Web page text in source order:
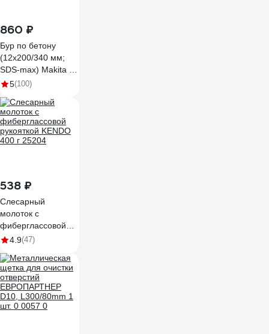
860 ₽
Бур по бетону
(12х200/340 мм;
SDS-max) Makita D-
33875
5(100)
538 ₽
Слесарный
молоток с
фиберглассовой
рукояткой KENDO
4.9(47)